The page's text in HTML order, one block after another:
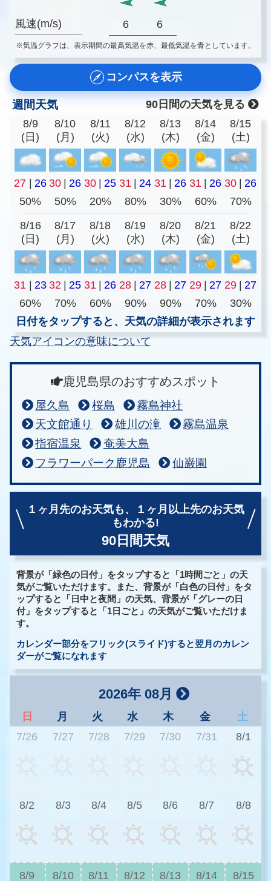
風速(m/s) 6 6
※気温グラフは、表示期間の最高気温を赤、最低気温を青としています。
コンパスを表示
週間天気
90日間の天気を見る
8/9
(日)
8/10
(月)
8/11
(火)
8/12
(水)
8/13
(木)
8/14
(金)
8/15
(土)
27 | 26 30 | 26 30 | 25 31 | 24 31 | 26 31 | 26 30 | 26
50%
50% 20% 80% 30% 60% 70%
8/16
(日)
8/17
(月)
8/18
(火)
8/19
(水)
8/20
(木)
8/21
(金)
8/22
(土)
31 | 23 32 | 25 31 | 26 28 | 27 28 | 27 29 | 27 29 | 27
60%
70% 60% 90% 90% 70%
30%
日付をタップすると、天気の詳細が表示されます
天気アイコンの意味について
鹿児島県のおすすめスポット
屋久島 桜島
霧島神社
天文館通り
雄川の滝
霧島温泉
指宿温泉
奄美大島
フラワーパーク鹿児島
仙巌園
１ヶ月先のお天気も、
１ヶ月以上先のお天気
もわかる!
90日間天気
背景が「緑色の日付」をタップすると「1時間ごと」の天
気がご覧いただけます。また、背景が「白色の日付」をタ
ップすると「日中と夜間」の天気、背景が「グレーの日
付」をタップすると「1日ごと」の天気がご覧いただけま
す。
カレンダー部分をフリック(スライド)すると翌月のカレン
ダーがご覧になれます
2026年 08月
日 月 火 水 木 金
土
7/26
7/27 7/28 7/29 7/30 7/31 8/1
8/2 8/3 8/4 8/5 8/6 8/7 8/8
8/9 8/10 8/11 8/12 8/13 8/14 8/15